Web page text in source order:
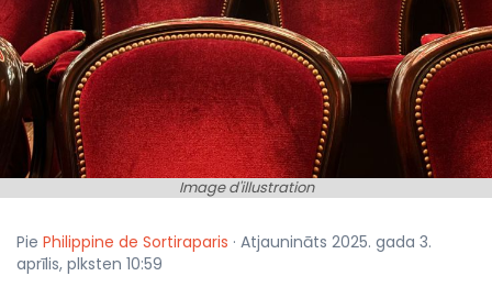
Image d'illustration
Pie Philippine de Sortiraparis · Atjaunināts 2025. gada 3.
aprīlis, plksten 10:59